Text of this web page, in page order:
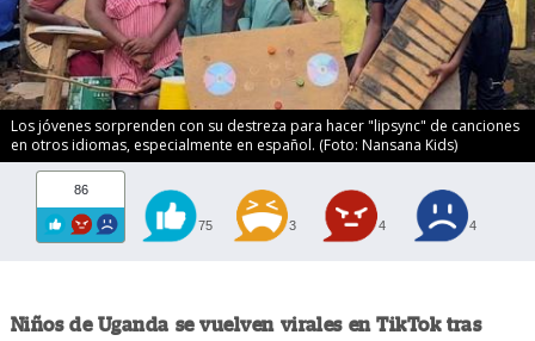
Los jóvenes sorprenden con su destreza para hacer "lipsync" de canciones
en otros idiomas, especialmente en español. (Foto: Nansana Kids)
86
75 3 4 4
Niños de Uganda se vuelven virales en TikTok tras